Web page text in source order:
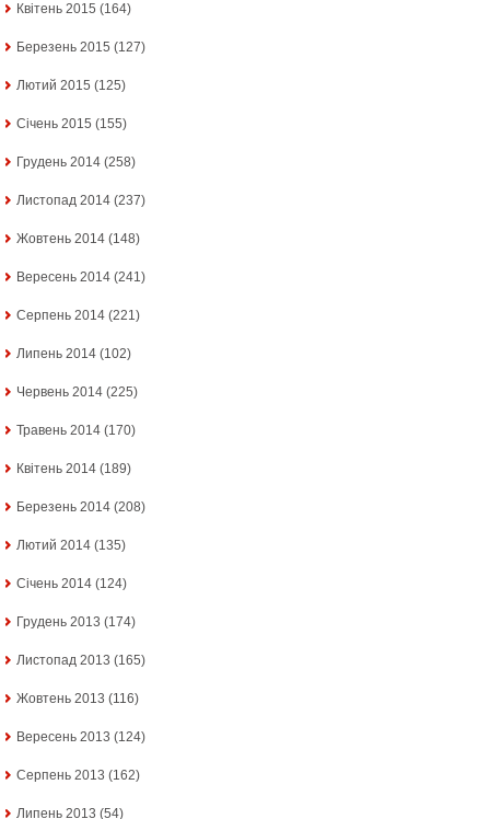
Квітень 2015 (164)
Березень 2015 (127)
Лютий 2015 (125)
Січень 2015 (155)
Грудень 2014 (258)
Листопад 2014 (237)
Жовтень 2014 (148)
Вересень 2014 (241)
Серпень 2014 (221)
Липень 2014 (102)
Червень 2014 (225)
Травень 2014 (170)
Квітень 2014 (189)
Березень 2014 (208)
Лютий 2014 (135)
Січень 2014 (124)
Грудень 2013 (174)
Листопад 2013 (165)
Жовтень 2013 (116)
Вересень 2013 (124)
Серпень 2013 (162)
Липень 2013 (54)